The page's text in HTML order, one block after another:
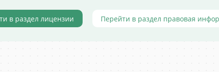
в раздел лицензии Перейти в раздел правовая